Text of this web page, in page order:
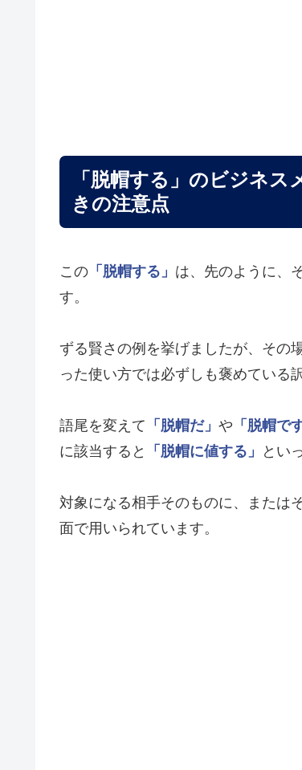
「脱帽する」のビジネ
きの注意点
この 「脱帽する」 は、先のように、
す。
ずる賢さの例を挙げましたが、その
った使い方では必ずしも褒めている
語尾を変えて 「脱帽だ」 や 「脱帽で
に該当すると
「脱帽に値する」 とい
対象になる相手そのものに、または
面で用いられています。